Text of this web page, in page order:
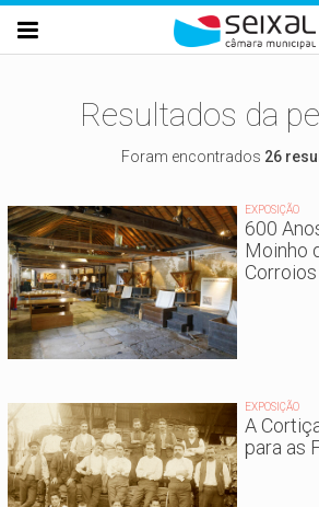
Passar para o conteúdo principal

Resultados da
Foram encontrados 26
EXPOSIÇÃO
600
Moinho
Corroios
EXPOSIÇÃO
A
para as